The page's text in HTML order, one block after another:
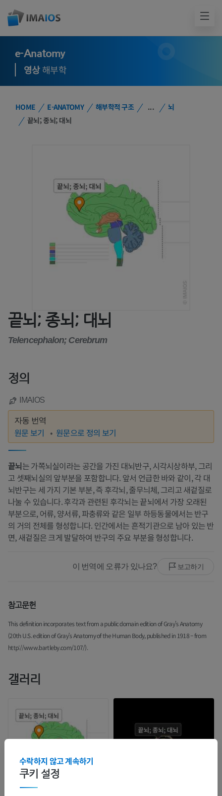
e-Anatomy
영상해부학
HOME E-ANATOMY 해부학적 구조 ...
뇌
끝뇌; 종뇌; 대뇌
끝뇌; 종뇌; 대뇌
Telencephalon; Cerebrum
정의
IMAIOS
자동 번역
원문 보기 원문으로 정의 보기
끝뇌는 가쪽뇌실이라는 공간을 가진 대뇌반구, 시각시상하부, 그리
고 셋째뇌실의 앞부분을 포함합니다. 앞서 언급한 바와 같이, 각 대
뇌반구는 세 가지 기본 부분, 즉 후각뇌, 줄무늬체, 그리고 새겉질로
나눌 수 있습니다. 후각과 관련된 후각뇌는 끝뇌에서 가장 오래된
부분으로, 어류, 양서류, 파충류와 같은 일부 하등동물에서는 반구
의 거의 전체를 형성합니다. 인간에서는 흔적기관으로 남아 있는 반
면, 새겉질은 크게 발달하여 반구의 주요 부분을 형성합니다.
이 번역에 오류가 있나요? 보고하기
참고문헌
This definition incorporates text from a public domain edition of Gray's Anatomy
(20th U.S. edition of Gray's Anatomy of the Human Body, published in 1918 – from
http://www.bartleby.com/107/).
갤러리
쿠키 설정
수락하지 않고 계속하기